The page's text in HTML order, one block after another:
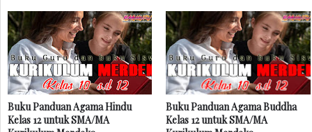
Buku Panduan Agama Hindu
Kelas 12 untuk SMA/MA
Buku Panduan Agama Buddha
Kelas 12 untuk SMA/MA